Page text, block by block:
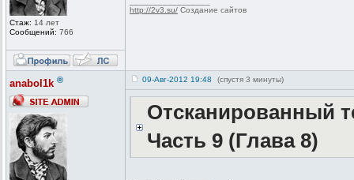
Стаж: 14 лет
Сообщений: 766
http://2v3.su/ Создание сайтов
anabol1k ® 09-Авг-2012 19:48 (спустя 3 минуты)
Отсканированный
Часть 9 (Глава 8)